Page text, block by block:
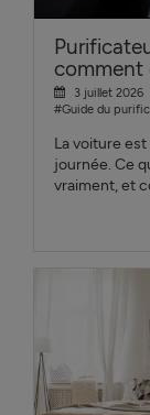
comment
3 juillet 2026
#Guide du
La voiture
journée. Ce
vraiment, et